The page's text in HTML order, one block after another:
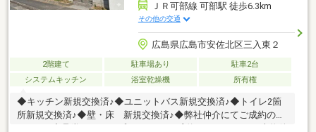
ＪＲ可部線 可部駅 徒歩6.3km
その他の交通
広島県広島市安佐北区三入東２
2階建て 駐車場あり
駐車2台
システムキッチン
浴室乾燥機 所有権
◆キッチン新規交換済♪◆ユニットバス新規交換済♪◆トイレ2箇
所新規交換済♪◆壁・床 新規交換済♪◆弊社仲介にてご成約の方